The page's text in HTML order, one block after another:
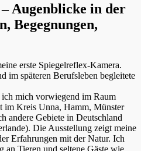
Augenblicke in der
Begegnungen,
erste Spiegelreflex-Kamera.
im späteren Berufsleben begleitete
mich vorwiegend im Raum
im Kreis Unna, Hamm, Münster
andere Gebiete in Deutschland
Die Ausstellung zeigt meine
Erfahrungen mit der Natur. Ich
an Tieren und seltene Gäste wie